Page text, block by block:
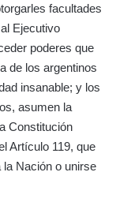
facultades
Ejecutivo
poderes que
de los argentinos
insanable; y los
asumen la
Constitución
Artículo 119, que
Nación o unirse